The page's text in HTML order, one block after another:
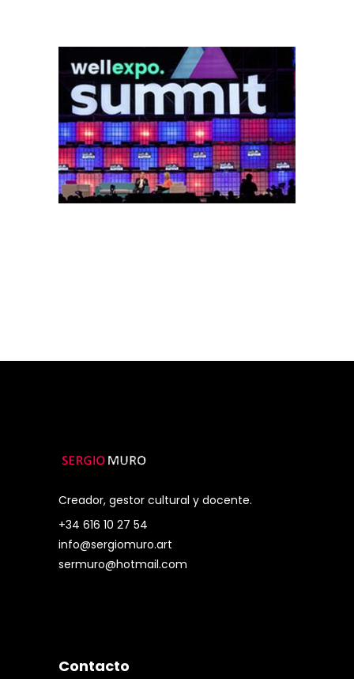
Creador, gestor cultural y docente.
+34 616 10 27 54
info@sergiomuro.art
sermuro@hotmail.com
Contacto